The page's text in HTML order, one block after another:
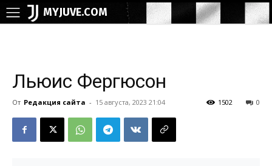
MYJUVE.COM
Льюис Фергюсон
От Редакция сайта - 15 августа, 2023 21:04 0
1502